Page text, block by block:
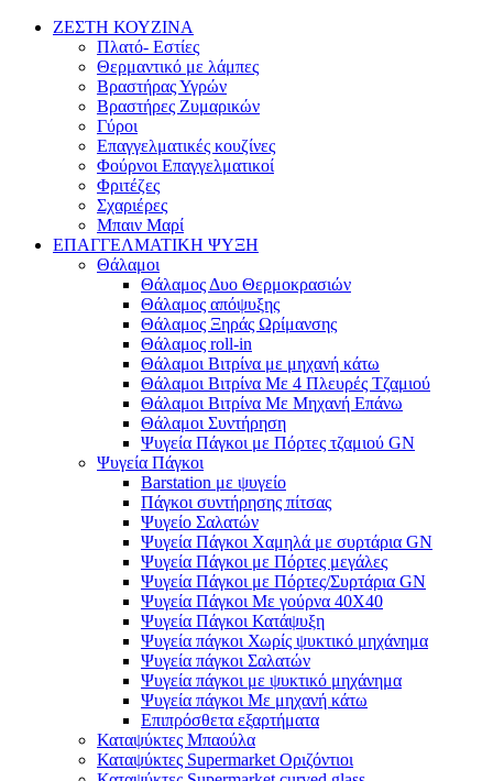
ΖΕΣΤΗ ΚΟΥΖΙΝΑ
Πλατό- Εστίες
Θερμαντικό με λάμπες
Βραστήρας Υγρών
Βραστήρες Ζυμαρικών
Γύροι
Επαγγελματικές κουζίνες
Φούρνοι Επαγγελματικοί
Φριτέζες
Σχαριέρες
Μπαιν Μαρί
ΕΠΑΓΓΕΛΜΑΤΙΚΗ ΨΥΞΗ
Θάλαμοι
Θάλαμος Δυο Θερμοκρασιών
Θάλαμος απόψυξης
Θάλαμος Ξηράς Ωρίμανσης
Θάλαμος roll-in
Θάλαμοι Βιτρίνα με μηχανή κάτω
Θάλαμοι Βιτρίνα Με 4 Πλευρές Τζαμιού
Θάλαμοι Βιτρίνα Με Μηχανή Επάνω
Θάλαμοι Συντήρηση
Ψυγεία Πάγκοι με Πόρτες τζαμιού GN
Ψυγεία Πάγκοι
Barstation με ψυγείο
Πάγκοι συντήρησης πίτσας
Ψυγείο Σαλατών
Ψυγεία Πάγκοι Χαμηλά με συρτάρια GN
Ψυγεία Πάγκοι με Πόρτες μεγάλες
Ψυγεία Πάγκοι με Πόρτες/Συρτάρια GN
Ψυγεία Πάγκοι Με γούρνα 40Χ40
Ψυγεία Πάγκοι Κατάψυξη
Ψυγεία πάγκοι Χωρίς ψυκτικό μηχάνημα
Ψυγεία πάγκοι Σαλατών
Ψυγεία πάγκοι με ψυκτικό μηχάνημα
Ψυγεία πάγκοι Με μηχανή κάτω
Επιπρόσθετα εξαρτήματα
Καταψύκτες Μπαούλα
Καταψύκτες Supermarket Οριζόντιοι